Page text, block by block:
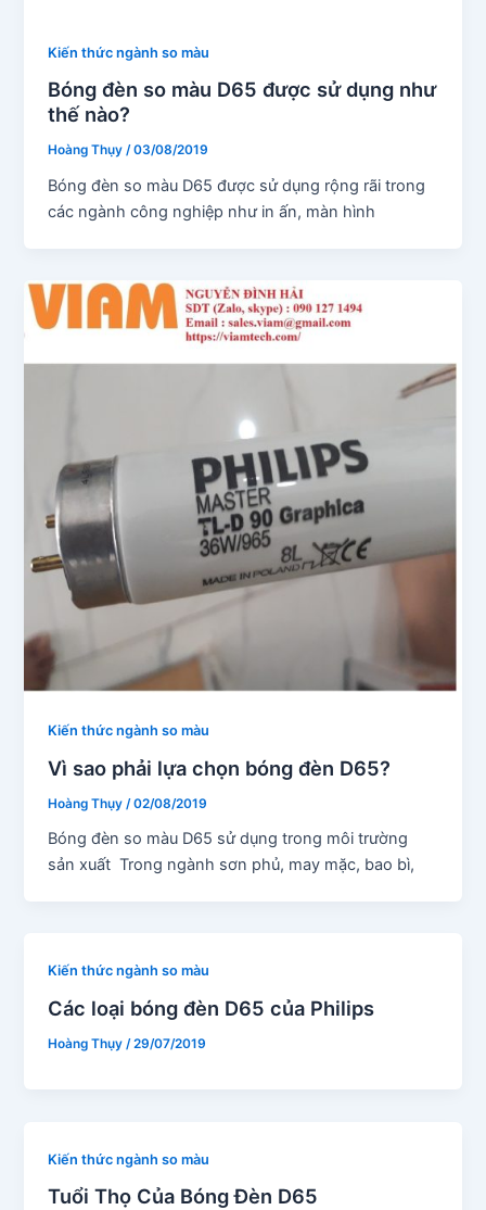
Kiến thức ngành so màu
Bóng đèn so màu D65 được sử dụng như
thế nào?
Hoàng Thụy/03/08/2019
Bóng đèn so màu D65 được sử dụng rộng rãi trong
các ngành công nghiệp như in ấn, màn hình
Kiến thức ngành so màu
Vì sao phải lựa chọn bóng đèn D65?
Hoàng Thụy /02/08/2019
Bóng đèn so màu D65 sử dụng trong môi trường
sản xuất Trong ngành sơn phủ, may mặc, bao bì,
Kiến thức ngành so màu
Các loại bóng đèn D65 của Philips
Hoàng Thụy /29/07/2019
Kiến thức ngành so màu
Tuổi Thọ Của Bóng Đèn D65